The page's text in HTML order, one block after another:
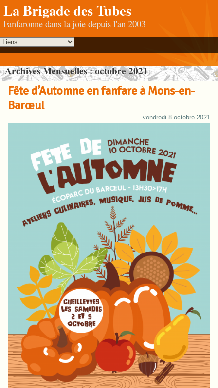
La Brigade des Tubes
Fanfaronne dans la joie depuis l'an 2003
Archives Mensuelles :octobre 2021
Fête d’Automne en fanfare à Mons-en-
Barœul
vendredi 8 octobre 2021